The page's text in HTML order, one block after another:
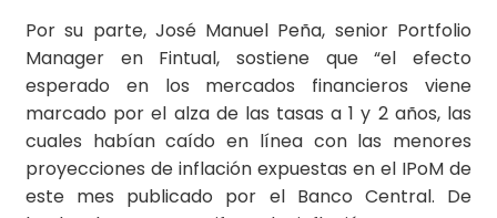
Por su parte, José Manuel Peña, senior Portfolio
Manager en Fintual, sostiene que “el efecto
esperado en los mercados financieros viene
marcado por el alza de las tasas a 1 y 2 años, las
cuales habían caído en línea con las menores
proyecciones de inflación expuestas en el IPoM de
este mes publicado por el Banco Central. De